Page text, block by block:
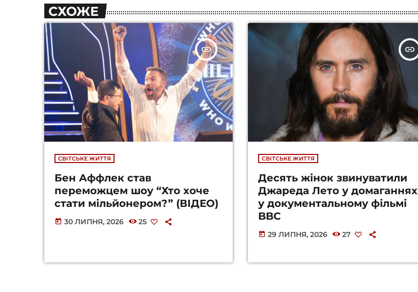
СХОЖЕ
insert_link
СВІТСЬКЕ ЖИТТЯ
Бен Аффлек став
переможцем шоу “Хто хоче
стати мільйонером?” (ВІДЕО)
today 30 ЛИПНЯ, 2026 25
insert_link
СВІТСЬКЕ ЖИТТЯ
Десять жінок звинуватили
Джареда Лето у домаганнях
у документальному фільмі
BBC
today 29 ЛИПНЯ, 2026 27